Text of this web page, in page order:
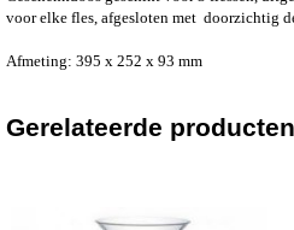
voor elke fles, afgesloten met doorzichtig
Afmeting: 395 x 252 x 93 mm
Gerelateerde producten